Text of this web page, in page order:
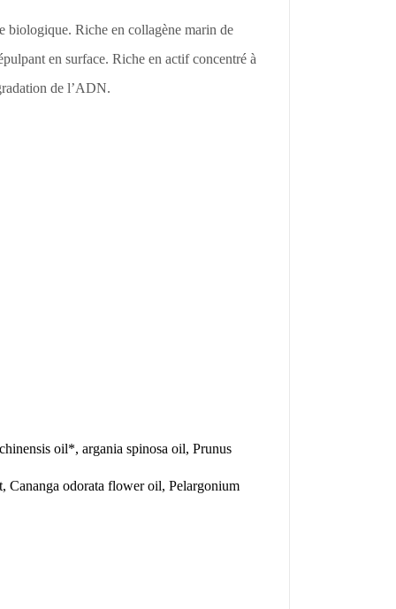
biologique. Riche en collagène marin de
en surface. Riche en actif concentré à
de l’ADN.
oil*, argania spinosa oil, Prunus
Cananga odorata flower oil, Pelargonium